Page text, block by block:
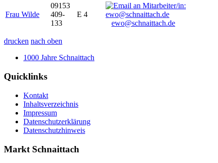
Frau Wilde
09153
409-
133
E 4
ewo@schnaittach.de
drucken nach oben
1000 Jahre Schnaittach
Quicklinks
Kontakt
Inhaltsverzeichnis
Impressum
Datenschutzerklärung
Datenschutzhinweis
Markt Schnaittach